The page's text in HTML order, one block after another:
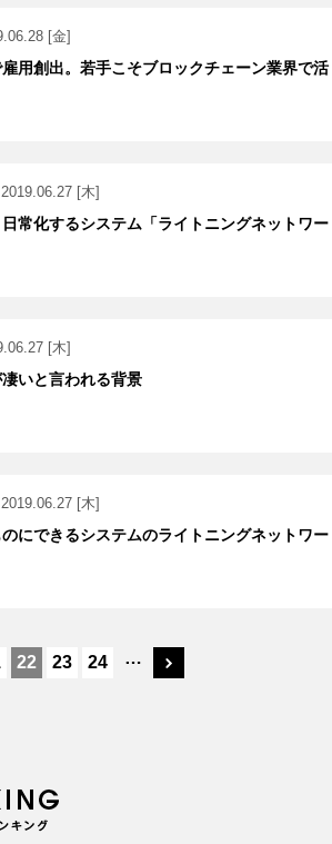
[金]
用創出。若手こそブロックチェーン業界で活
2019.06.27 [木]
常化するシステム「ライトニングネットワー
[木]
いと言われる背景
2019.06.27 [木]
にできるシステムのライトニングネットワー
22 23 24 …